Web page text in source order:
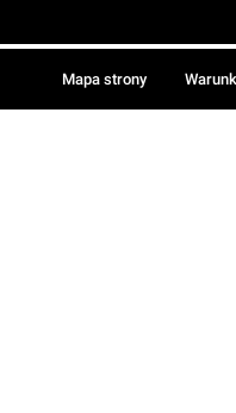
Mapa strony